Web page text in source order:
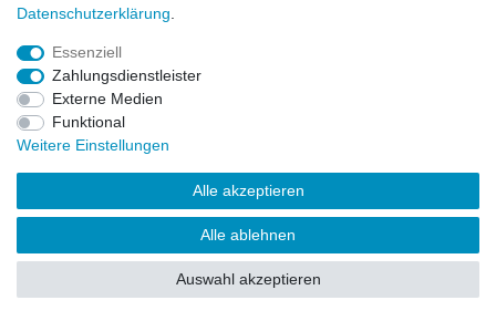
Vertrag widerrufen
© Copyright 2026 | Alle Rechte vorbehalten.
Daten­schutz­erklärung
Essenziell
Zahlungsdienstleister
Externe Medien
Funktional
Weitere Einstellungen
Alle akzeptieren
Alle ablehnen
Auswahl akzeptieren